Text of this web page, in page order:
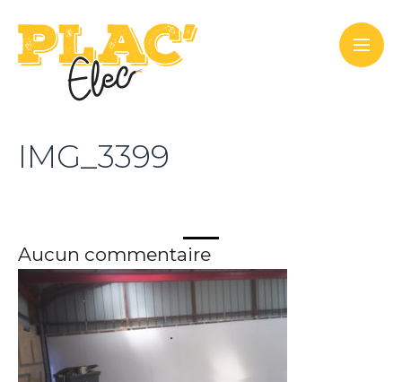
IMG_3399
Aucun commentaire